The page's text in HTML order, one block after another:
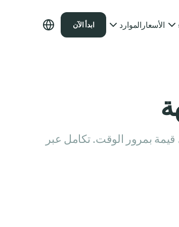
الأسعار الموارد ابدأ الآن
بمرور الوقت. تكامل عبر